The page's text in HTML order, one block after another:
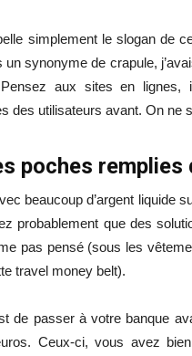
simplement le slogan de
un synonyme de crapule,
aux sites en lignes,
des utilisateurs avant. On ne
poches remplies
beaucoup d’argent liquide
probablement que des
pas pensé (sous les
travel money belt).
de passer à votre banque
Ceux-ci, vous avez bien